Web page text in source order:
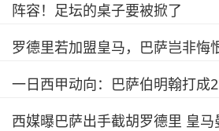
阵容！足坛的桌子要被掀了
罗德里若加盟皇马，巴萨岂非悔
一日西甲动向：巴萨伯明翰打成2
西媒曝巴萨出手截胡罗德里 皇马